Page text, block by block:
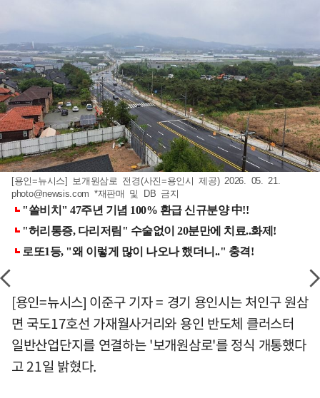
[용인=뉴시스] 보개원삼로 전경(사진=용인시 제공) 2026. 05. 21.
photo@newsis.com *재판매 및 DB 금지
[용인=뉴시스] 이준구 기자 = 경기 용인시는 처인구 원삼
면 국도17호선 가재월사거리와 용인 반도체 클러스터
일반산업단지를 연결하는 '보개원삼로'를 정식 개통했다
고 21일 밝혔다.